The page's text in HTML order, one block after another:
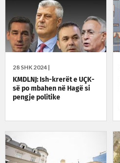
28 SHK 2024 |
KMDLNJ: Ish-krerët e UÇK-
së po mbahen në Hagë si
pengje politike